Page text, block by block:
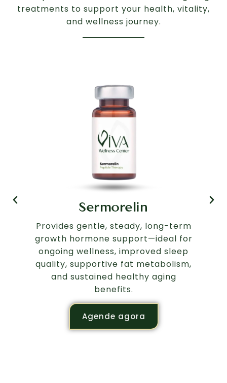
treatments to support your health, vitality,
and wellness journey.
Sermorelin
Provides gentle, steady, long-term
growth hormone support—ideal for
ongoing wellness, improved sleep
quality, supportive fat metabolism,
and sustained healthy aging
benefits.
Agende agora